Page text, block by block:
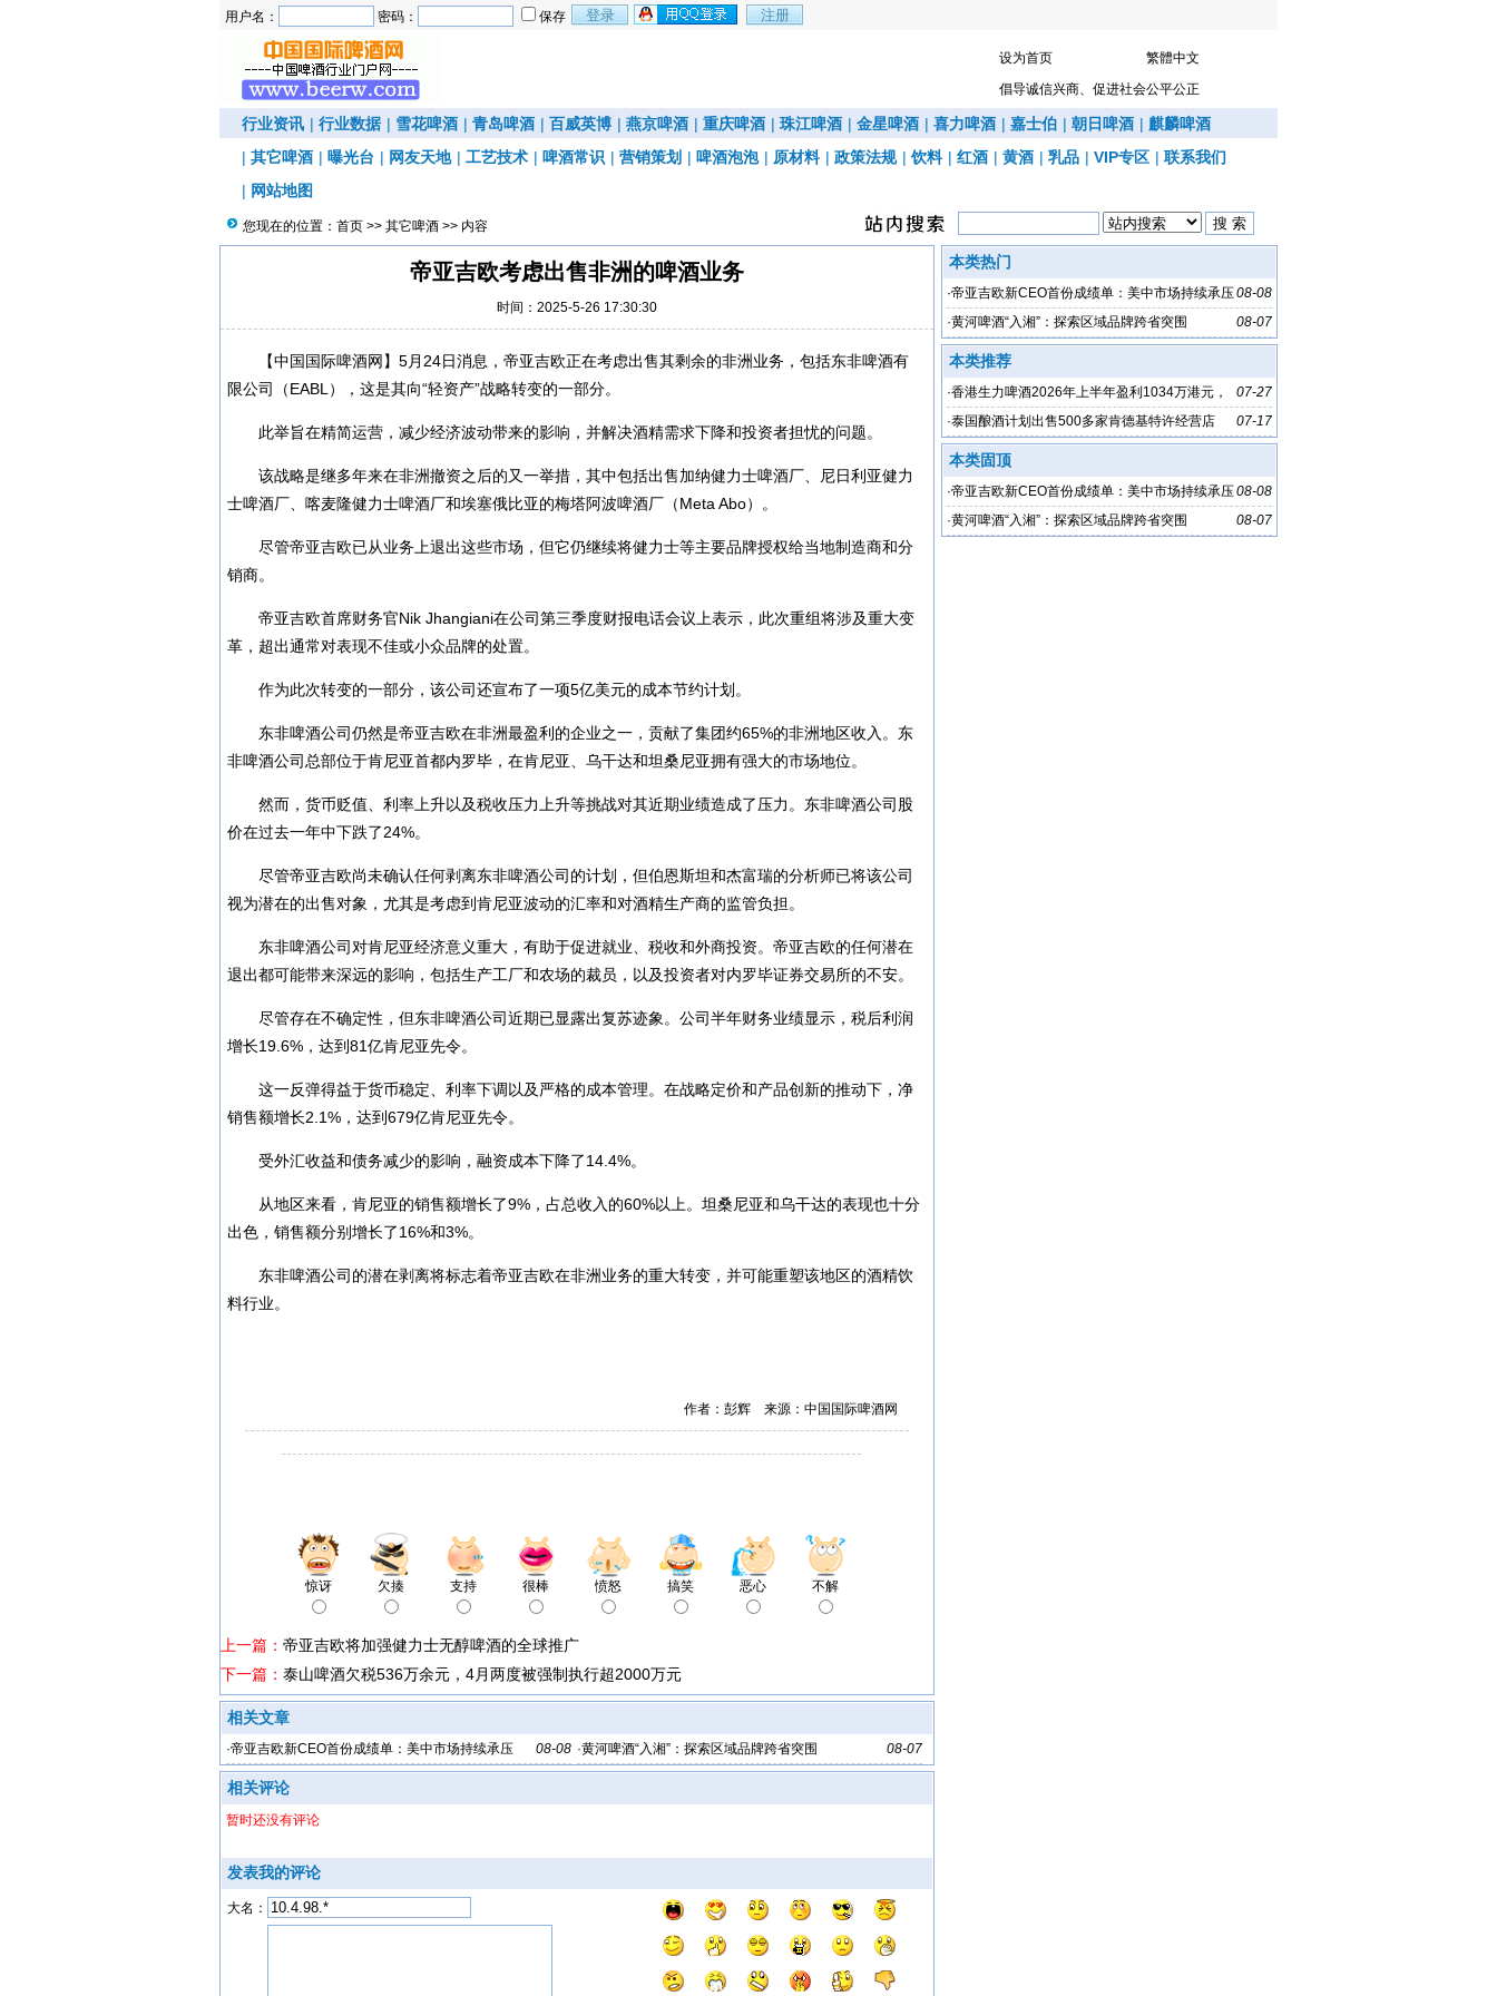
用户名： 密码： 保存
设为首页
繁體中文
倡导诚信兴商、促进社会公平公正
行业资讯 | 行业数据 | 雪花啤酒 | 青岛啤酒 | 百威英博 | 燕京啤酒 | 重庆啤酒 | 珠江啤酒 | 金星啤酒 | 喜力啤酒 | 嘉士伯 | 朝日啤酒 | 麒麟啤酒
| 其它啤酒 | 曝光台 | 网友天地 | 工艺技术 | 啤酒常识 | 营销策划 | 啤酒泡泡 | 原材料 | 政策法规 | 饮料 | 红酒 | 黄酒 | 乳品 | VIP专区 | 联系我们
| 网站地图
您现在的位置： 首页 >> 其它啤酒 >> 内容
帝亚吉欧考虑出售非洲的啤酒业务
时间：2025-5-26 17:30:30
【中国国际啤酒网】5月24日消息，帝亚吉欧正在考虑出售其剩余的非洲业务，包括东非啤酒有
限公司（EABL），这是其向“轻资产”战略转变的一部分。
此举旨在精简运营，减少经济波动带来的影响，并解决酒精需求下降和投资者担忧的问题。
该战略是继多年来在非洲撤资之后的又一举措，其中包括出售加纳健力士啤酒厂、尼日利亚健力
士啤酒厂、喀麦隆健力士啤酒厂和埃塞俄比亚的梅塔阿波啤酒厂（Meta Abo）。
尽管帝亚吉欧已从业务上退出这些市场，但它仍继续将健力士等主要品牌授权给当地制造商和分
销商。
帝亚吉欧首席财务官Nik Jhangiani在公司第三季度财报电话会议上表示，此次重组将涉及重大变
革，超出通常对表现不佳或小众品牌的处置。
作为此次转变的一部分，该公司还宣布了一项5亿美元的成本节约计划。
东非啤酒公司仍然是帝亚吉欧在非洲最盈利的企业之一，贡献了集团约65%的非洲地区收入。东
非啤酒公司总部位于肯尼亚首都内罗毕，在肯尼亚、乌干达和坦桑尼亚拥有强大的市场地位。
然而，货币贬值、利率上升以及税收压力上升等挑战对其近期业绩造成了压力。东非啤酒公司股
价在过去一年中下跌了24%。
尽管帝亚吉欧尚未确认任何剥离东非啤酒公司的计划，但伯恩斯坦和杰富瑞的分析师已将该公司
视为潜在的出售对象，尤其是考虑到肯尼亚波动的汇率和对酒精生产商的监管负担。
东非啤酒公司对肯尼亚经济意义重大，有助于促进就业、税收和外商投资。帝亚吉欧的任何潜在
退出都可能带来深远的影响，包括生产工厂和农场的裁员，以及投资者对内罗毕证券交易所的不安。
尽管存在不确定性，但东非啤酒公司近期已显露出复苏迹象。公司半年财务业绩显示，税后利润
增长19.6%，达到81亿肯尼亚先令。
这一反弹得益于货币稳定、利率下调以及严格的成本管理。在战略定价和产品创新的推动下，净
销售额增长2.1%，达到679亿肯尼亚先令。
受外汇收益和债务减少的影响，融资成本下降了14.4%。
从地区来看，肯尼亚的销售额增长了9%，占总收入的60%以上。坦桑尼亚和乌干达的表现也十分
出色，销售额分别增长了16%和3%。
东非啤酒公司的潜在剥离将标志着帝亚吉欧在非洲业务的重大转变，并可能重塑该地区的酒精饮
料行业。
作者：彭辉 来源：中国国际啤酒网
惊讶 欠揍 支持 很棒 愤怒 搞笑 恶心 不解
上一篇： 帝亚吉欧将加强健力士无醇啤酒的全球推广
下一篇： 泰山啤酒欠税536万余元，4月两度被强制执行超2000万元
相关文章
08-08
·帝亚吉欧新CEO首份成绩单：美中市场持续承压 08-07
·黄河啤酒“入湘”：探索区域品牌跨省突围
相关评论
暂时还没有评论
发表我的评论
大名：
本类热门
08-08
·帝亚吉欧新CEO首份成绩单：美中市场持续承压
08-07
·黄河啤酒“入湘”：探索区域品牌跨省突围
本类推荐
07-27
·香港生力啤酒2026年上半年盈利1034万港元，
下降79%
07-17
·泰国酿酒计划出售500多家肯德基特许经营店
本类固顶
08-08
·帝亚吉欧新CEO首份成绩单：美中市场持续承压
08-07
·黄河啤酒“入湘”：探索区域品牌跨省突围